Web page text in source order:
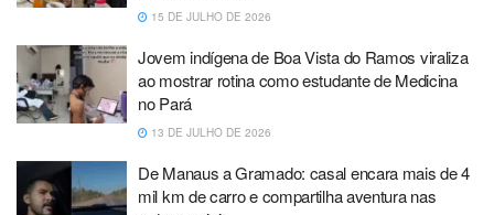
15 DE JULHO DE 2026
Jovem indígena de Boa Vista do Ramos viraliza
ao mostrar rotina como estudante de Medicina
no Pará
13 DE JULHO DE 2026
De Manaus a Gramado: casal encara mais de 4
mil km de carro e compartilha aventura nas